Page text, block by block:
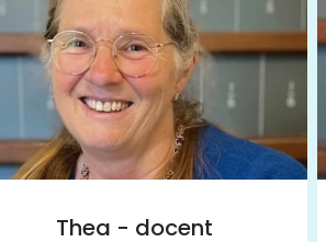
Rekenen
Nederlands
Engels
Taaltoets |
Rekenen-
HBO 21+
Medisch
Training
Leren
Thea - docent